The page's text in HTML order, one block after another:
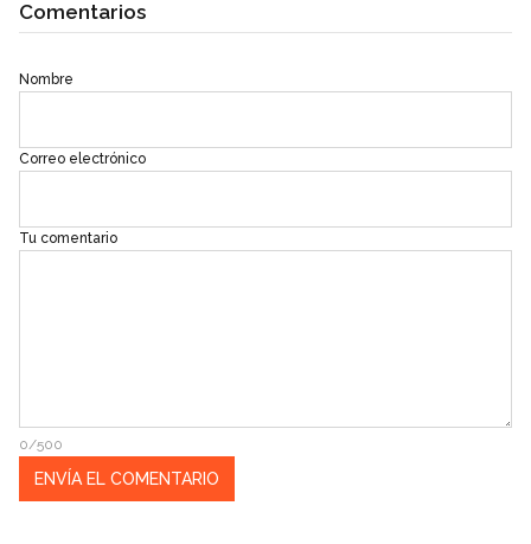
Comentarios
Nombre
Correo electrónico
Tu comentario
0/500